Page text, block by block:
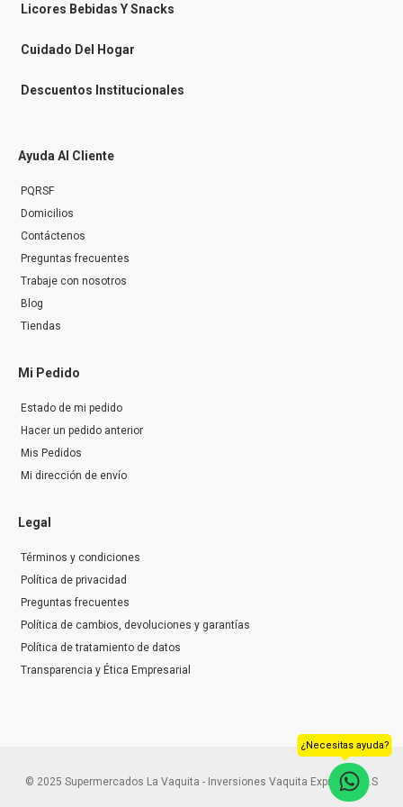
n
g
r
Licores Bebidas Y Snacks
Cuidado Del Hogar
Descuentos Institucionales
Ayuda Al Cliente
PQRSF
Domicilios
Contáctenos
Preguntas frecuentes
Trabaje con nosotros
Blog
Tiendas
Mi Pedido
Estado de mi pedido
Hacer un pedido anterior
Mis Pedidos
Mi dirección de envío
Legal
Términos y condiciones
Política de privacidad
Preguntas frecuentes
Política de cambios, devoluciones y garantías
Política de tratamiento de datos
Transparencia y Ética Empresarial
© 2025 Supermercados La Vaquita - Inversiones Vaquita Express S.A.S
¿Necesitas ayuda?